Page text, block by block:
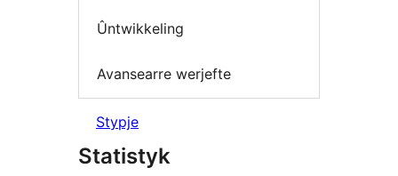
Ûntwikkeling
Avansearre werjefte
Stypje
Statistyk